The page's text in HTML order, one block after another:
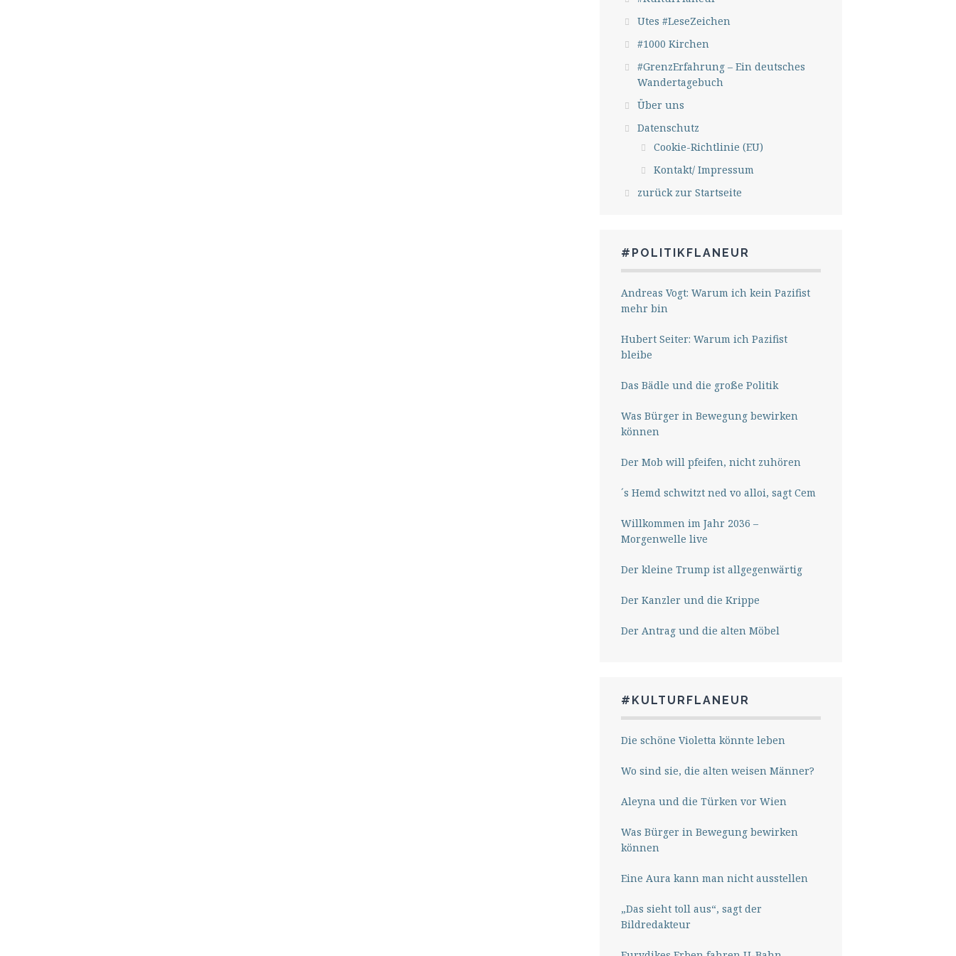
Utes #LeseZeichen
#1000 Kirchen
#GrenzErfahrung – Ein deutsches
Wandertagebuch
Über uns
Datenschutz
Cookie-Richtlinie (EU)
Kontakt/ Impressum
zurück zur Startseite
#POLITIKFLANEUR
Andreas Vogt: Warum ich kein Pazifist
mehr bin
Hubert Seiter: Warum ich Pazifist
bleibe
Das Bädle und die große Politik
Was Bürger in Bewegung bewirken
können
Der Mob will pfeifen, nicht zuhören
´s Hemd schwitzt ned vo alloi, sagt Cem
Willkommen im Jahr 2036 –
Morgenwelle live
Der kleine Trump ist allgegenwärtig
Der Kanzler und die Krippe
Der Antrag und die alten Möbel
#KULTURFLANEUR
Die schöne Violetta könnte leben
Wo sind sie, die alten weisen Männer?
Aleyna und die Türken vor Wien
Was Bürger in Bewegung bewirken
können
Eine Aura kann man nicht ausstellen
„Das sieht toll aus“, sagt der
Bildredakteur